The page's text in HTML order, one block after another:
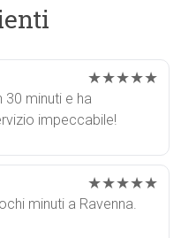
★★★★★
30 minuti e ha
impeccabile!
★★★★★
minuti a Ravenna.